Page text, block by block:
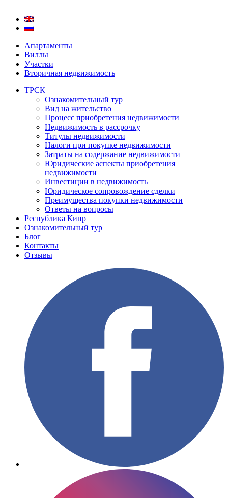
Апартаменты
Виллы
Участки
Вторичная недвижимость
ТРСК
Ознакомительный тур
Вид на жительство
Процесс приобретения недвижимости
Недвижимость в рассрочку
Титулы недвижимости
Налоги при покупке недвижимости
Затраты на содержание недвижимости
Юридические аспекты приобретения
недвижимости
Инвестиции в недвижимость
Юридическое сопровождение сделки
Преимущества покупки недвижимости
Ответы на вопросы
Республика Кипр
Ознакомительный тур
Блог
Контакты
Отзывы